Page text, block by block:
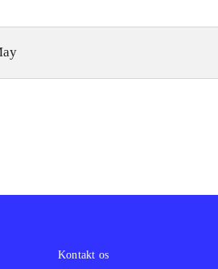
Kontakt os